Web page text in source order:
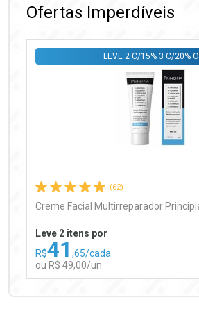
Ofertas Imperdíveis
(62)
Creme Facial Multirreparador
LEVE 2 C/15% 3 C/20%
Leve 2 itens por
R$41 ,65/cada
ou R$ 49,00/un